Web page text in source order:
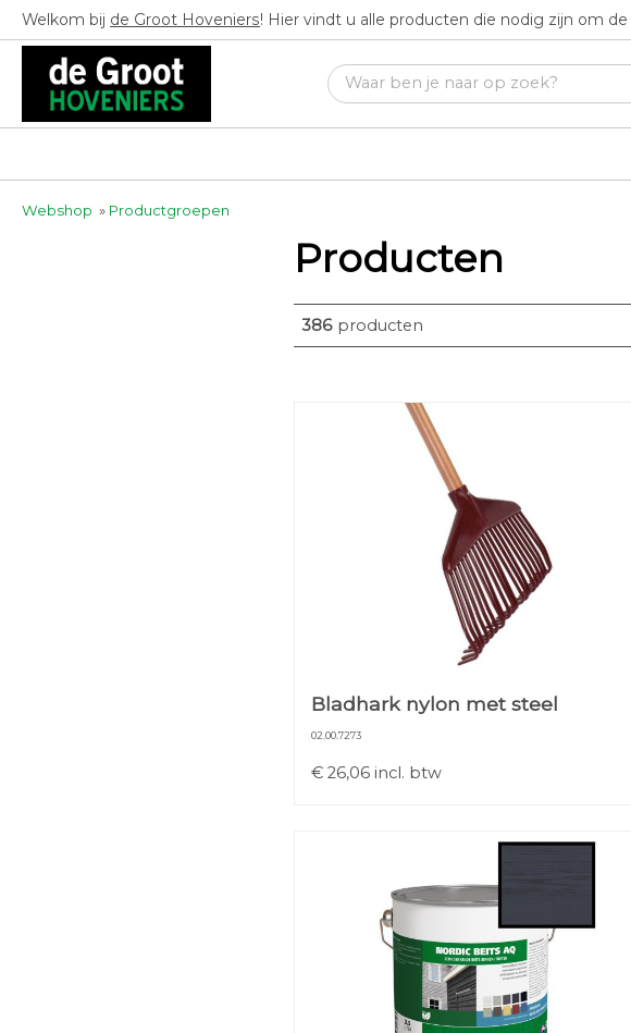
Welkom bij de Groot Hoveniers! Hier vindt u alle producten die nodig zijn om de
Webshop » Productgroepen
Producten
386 producten
Bladhark nylon met steel
02.00.7273
€ 26,06 incl. btw